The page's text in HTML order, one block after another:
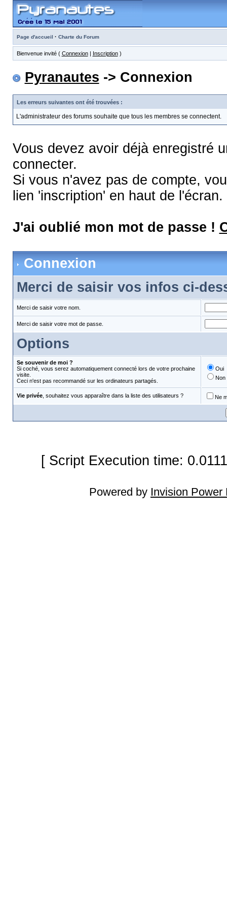
Page d'accueil · Charte du Forum
Bienvenue invité ( Connexion| Inscription)
Pyranautes -> Connexion
Les erreurs suivantes ont été trouvées :
L'administrateur des forums souhaite que tous les membres se connectent.
Vous devez avoir déjà enregistré
connecter.
Si vous n'avez pas de compte,
lien 'inscription' en haut de l'écran.
J'ai oublié mon mot de passe !
Connexion
Merci de saisir vos infos ci-
Merci de saisir votre nom.
Merci de saisir votre mot de passe.
Options
Se souvenir de moi ?
Si coché, vous serez automatiquement connecté lors de votre prochaine
visite.
Ceci n'est pas recommandé sur les ordinateurs partagés.
Oui
Non
Vie privée, souhaitez vous apparaître dans la liste des utilisateurs ? Ne
[ Script Execution time:
Powered by Invision Power